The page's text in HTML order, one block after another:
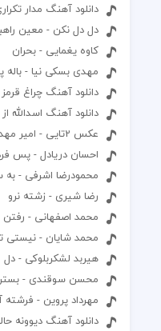
دانلود آهنگ مدار
دل دل نکن - معین
کاوه یغمایی - بحران
مهدی بسکی نیا - باله
دانلود آهنگ چراغ قرمز
دانلود آهنگ
عکس 2تایی - امیر مهدی زاده
احسان دریادل - پس
محمودرضا اشرفی -
رضا شیری - زشته نرو
محمد اصفهانی - رفتن
محمد شایان - نیستی
هیربد لشکربلوکی - دل
محسن سوقندی -
مهرداد پروین - فرشته
دانلود آهنگ دیوونه